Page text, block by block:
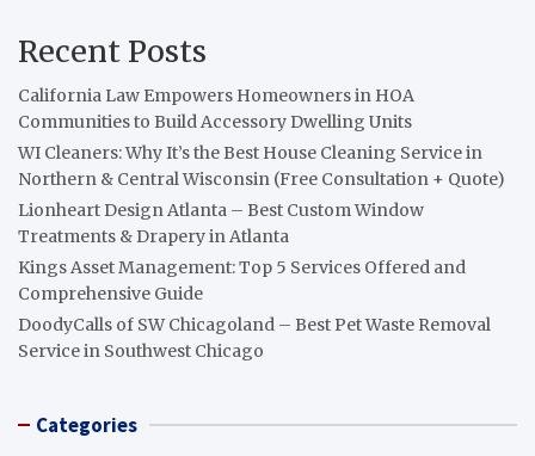
Recent Posts
California Law Empowers Homeowners in HOA
Communities to Build Accessory Dwelling Units
WI Cleaners: Why It’s the Best House Cleaning Service in
Northern & Central Wisconsin (Free Consultation + Quote)
Lionheart Design Atlanta – Best Custom Window
Treatments & Drapery in Atlanta
Kings Asset Management: Top 5 Services Offered and
Comprehensive Guide
DoodyCalls of SW Chicagoland – Best Pet Waste Removal
Service in Southwest Chicago
Categories